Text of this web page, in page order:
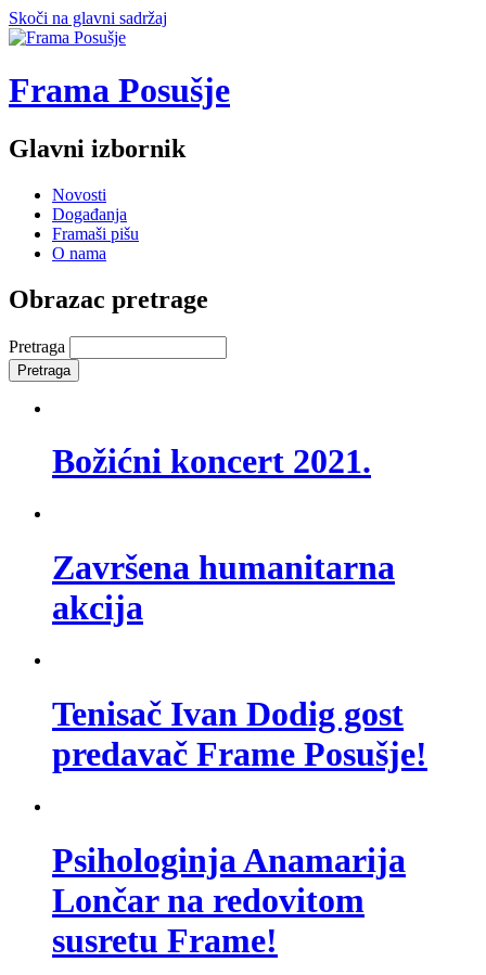
Skoči na glavni sadržaj
Frama Posušje
Glavni izbornik
Novosti
Događanja
Framaši pišu
O nama
Obrazac pretrage
Pretraga
Božićni koncert 2021.
Završena humanitarna
akcija
Tenisač Ivan Dodig gost
predavač Frame Posušje!
Psihologinja Anamarija
Lončar na redovitom
susretu Frame!